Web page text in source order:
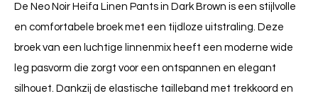
De Neo Noir Heifa Linen Pants in Dark Brown is een stijlvolle
en comfortabele broek met een tijdloze uitstraling. Deze
broek van een luchtige linnenmix heeft een moderne wide
leg pasvorm die zorgt voor een ontspannen en elegant
silhouet. Dankzij de elastische tailleband met trekkoord en